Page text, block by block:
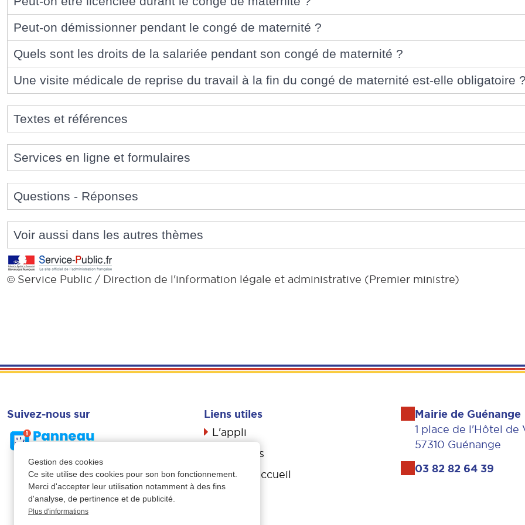
Gestion des cookies
Ce site utilise des cookies pour son bon fonctionnement.
Merci d'accepter leur utilisation notamment à des fins
d'analyse, de pertinence et de publicité.
Plus d'informations
Peut-on démissionner pendant le congé de maternité ?
Quels sont les droits de la salariée pendant son congé de maternité ?
Une visite médicale de reprise du travail à la fin du congé de maternité est-elle obligatoire
Textes et références
Services en ligne et formulaires
Questions - Réponses
Voir aussi dans les autres thèmes
© Service Public / Direction de l'information légale et administrative (Premier ministre)
Suivez-nous sur Liens utiles
L'appli
Actualités
Livret d’accueil
Mairie de Guénange
1 place de l'Hôtel de
57310 Guénange
03 82 82 64 39